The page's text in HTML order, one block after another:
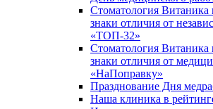
Стоматология Витаника
знаки отличия от
«ТОП-32»
Стоматология Витаника
знаки отличия от
«НаПоправку»
Празднование Дня
Наша клиника в